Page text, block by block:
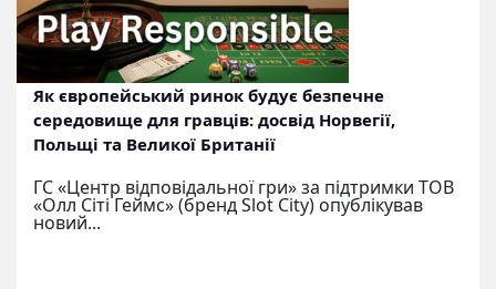
Як європейський ринок будує безпечне
середовище для гравців: досвід Норвегії,
Польщі та Великої Британії
ГС «Центр відповідальної гри» за підтримки ТОВ
«Олл Сіті Геймс» (бренд Slot City) опублікував
новий...